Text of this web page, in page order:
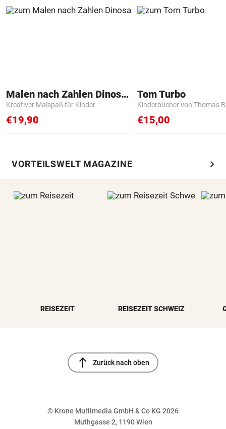
Malen nach Zahlen Dinosaurier
Kreativer Malspaß für Kinder
€19,90
Tom Turbo
Kinderbücher von Thomas
€15,00
VORTEILSWELT MAGAZINE chevron_right
REISEZEIT REISEZEIT SCHWEIZ
north Zurück nach oben
© Krone Multimedia GmbH & Co KG 2026
Muthgasse 2, 1190 Wien